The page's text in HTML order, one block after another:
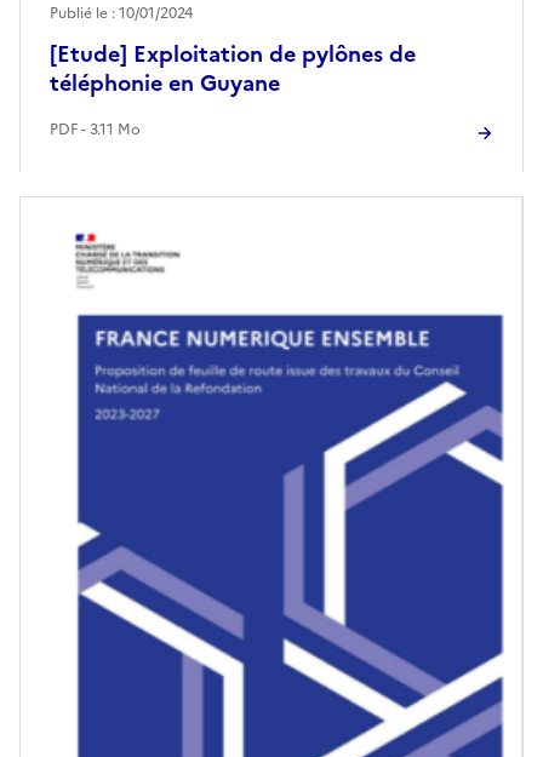
[Etude] Exploitation de pylônes de
téléphonie en Guyane
Publié le : 10/01/2024
PDF - 3.11 Mo